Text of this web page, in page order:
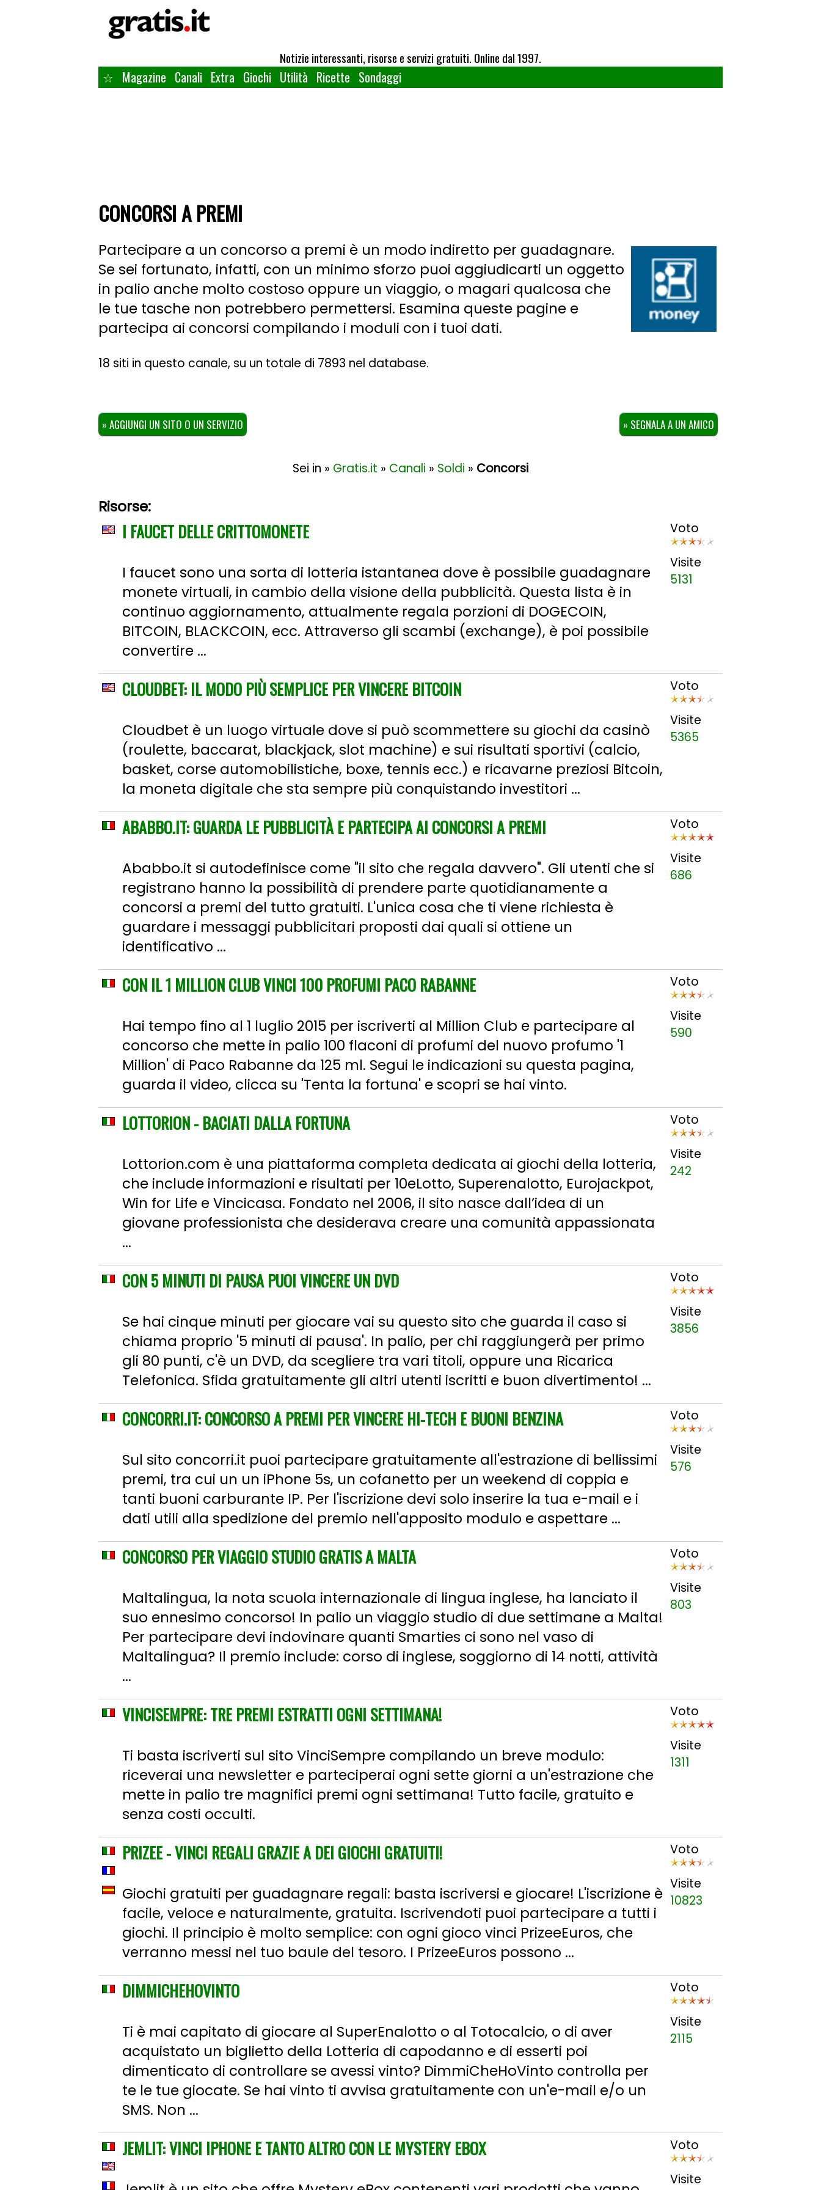
Notizie interessanti, risorse e servizi gratuiti. Online dal 1997.
☆ Magazine Canali Extra Giochi Utilità Ricette Sondaggi
CONCORSI A PREMI
Partecipare a un concorso a premi è un modo indiretto per guadagnare.
Se sei fortunato, infatti, con un minimo sforzo puoi aggiudicarti un oggetto
in palio anche molto costoso oppure un viaggio, o magari qualcosa che
le tue tasche non potrebbero permettersi. Esamina queste pagine e
partecipa ai concorsi compilando i moduli con i tuoi dati.
18 siti in questo canale, su un totale di 7893 nel database.
» AGGIUNGI UN SITO O UN SERVIZIO » SEGNALA A UN AMICO
Sei in » Gratis.it » Canali » Soldi » Concorsi
Risorse:
I FAUCET DELLE CRITTOMONETE
I faucet sono una sorta di lotteria istantanea dove è possibile guadagnare
monete virtuali, in cambio della visione della pubblicità. Questa lista è in
continuo aggiornamento, attualmente regala porzioni di DOGECOIN,
BITCOIN, BLACKCOIN, ecc. Attraverso gli scambi (exchange), è poi possibile
convertire ...
Voto
Visite
5131
CLOUDBET: IL MODO PIÙ SEMPLICE PER VINCERE BITCOIN
Cloudbet è un luogo virtuale dove si può scommettere su giochi da casinò
(roulette, baccarat, blackjack, slot machine) e sui risultati sportivi (calcio,
basket, corse automobilistiche, boxe, tennis ecc.) e ricavarne preziosi Bitcoin,
la moneta digitale che sta sempre più conquistando investitori ...
Voto
Visite
5365
ABABBO.IT: GUARDA LE PUBBLICITÀ E PARTECIPA AI CONCORSI A PREMI
Ababbo.it si autodefinisce come "il sito che regala davvero". Gli utenti che si
registrano hanno la possibilità di prendere parte quotidianamente a
concorsi a premi del tutto gratuiti. L'unica cosa che ti viene richiesta è
guardare i messaggi pubblicitari proposti dai quali si ottiene un
identificativo ...
Voto
Visite
686
CON IL 1 MILLION CLUB VINCI 100 PROFUMI PACO RABANNE
Hai tempo fino al 1 luglio 2015 per iscriverti al Million Club e partecipare al
concorso che mette in palio 100 flaconi di profumi del nuovo profumo '1
Million' di Paco Rabanne da 125 ml. Segui le indicazioni su questa pagina,
guarda il video, clicca su 'Tenta la fortuna' e scopri se hai vinto.
Voto
Visite
590
LOTTORION - BACIATI DALLA FORTUNA
Lottorion.com è una piattaforma completa dedicata ai giochi della lotteria,
che include informazioni e risultati per 10eLotto, Superenalotto, Eurojackpot,
Win for Life e Vincicasa. Fondato nel 2006, il sito nasce dall’idea di un
giovane professionista che desiderava creare una comunità appassionata
...
Voto
Visite
242
CON 5 MINUTI DI PAUSA PUOI VINCERE UN DVD
Se hai cinque minuti per giocare vai su questo sito che guarda il caso si
chiama proprio '5 minuti di pausa'. In palio, per chi raggiungerà per primo
gli 80 punti, c'è un DVD, da scegliere tra vari titoli, oppure una Ricarica
Telefonica. Sfida gratuitamente gli altri utenti iscritti e buon divertimento! ...
Voto
Visite
3856
CONCORRI.IT: CONCORSO A PREMI PER VINCERE HI-TECH E BUONI BENZINA
Sul sito concorri.it puoi partecipare gratuitamente all'estrazione di bellissimi
premi, tra cui un un iPhone 5s, un cofanetto per un weekend di coppia e
tanti buoni carburante IP. Per l'iscrizione devi solo inserire la tua e-mail e i
dati utili alla spedizione del premio nell'apposito modulo e aspettare ...
Voto
Visite
576
CONCORSO PER VIAGGIO STUDIO GRATIS A MALTA
Maltalingua, la nota scuola internazionale di lingua inglese, ha lanciato il
suo ennesimo concorso! In palio un viaggio studio di due settimane a Malta!
Per partecipare devi indovinare quanti Smarties ci sono nel vaso di
Maltalingua? Il premio include: corso di inglese, soggiorno di 14 notti, attività
...
Voto
Visite
803
VINCISEMPRE: TRE PREMI ESTRATTI OGNI SETTIMANA!
Ti basta iscriverti sul sito VinciSempre compilando un breve modulo:
riceverai una newsletter e parteciperai ogni sette giorni a un'estrazione che
mette in palio tre magnifici premi ogni settimana! Tutto facile, gratuito e
senza costi occulti.
Voto
Visite
1311
PRIZEE - VINCI REGALI GRAZIE A DEI GIOCHI GRATUITI!
Giochi gratuiti per guadagnare regali: basta iscriversi e giocare! L'iscrizione è
facile, veloce e naturalmente, gratuita. Iscrivendoti puoi partecipare a tutti i
giochi. Il principio è molto semplice: con ogni gioco vinci PrizeeEuros, che
verranno messi nel tuo baule del tesoro. I PrizeeEuros possono ...
Voto
Visite
10823
DIMMICHEHOVINTO
Ti è mai capitato di giocare al SuperEnalotto o al Totocalcio, o di aver
acquistato un biglietto della Lotteria di capodanno e di esserti poi
dimenticato di controllare se avessi vinto? DimmiCheHoVinto controlla per
te le tue giocate. Se hai vinto ti avvisa gratuitamente con un'e-mail e/o un
SMS. Non ...
Voto
Visite
2115
JEMLIT: VINCI IPHONE E TANTO ALTRO CON LE MYSTERY EBOX Voto
Visite